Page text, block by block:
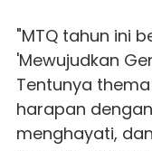
"MTQ tahun ini
'Mewujudkan
Tentunya
harapan
menghayati,